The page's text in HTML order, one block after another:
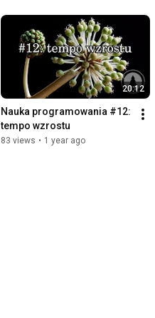
20:12
Nauka programowania #12:
tempo wzrostu
83 views • 1 year ago